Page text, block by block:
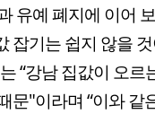
유예 폐지에 이어
잡기는 쉽지 않을
“강남 집값이 오르
문"이라며 “이와 같